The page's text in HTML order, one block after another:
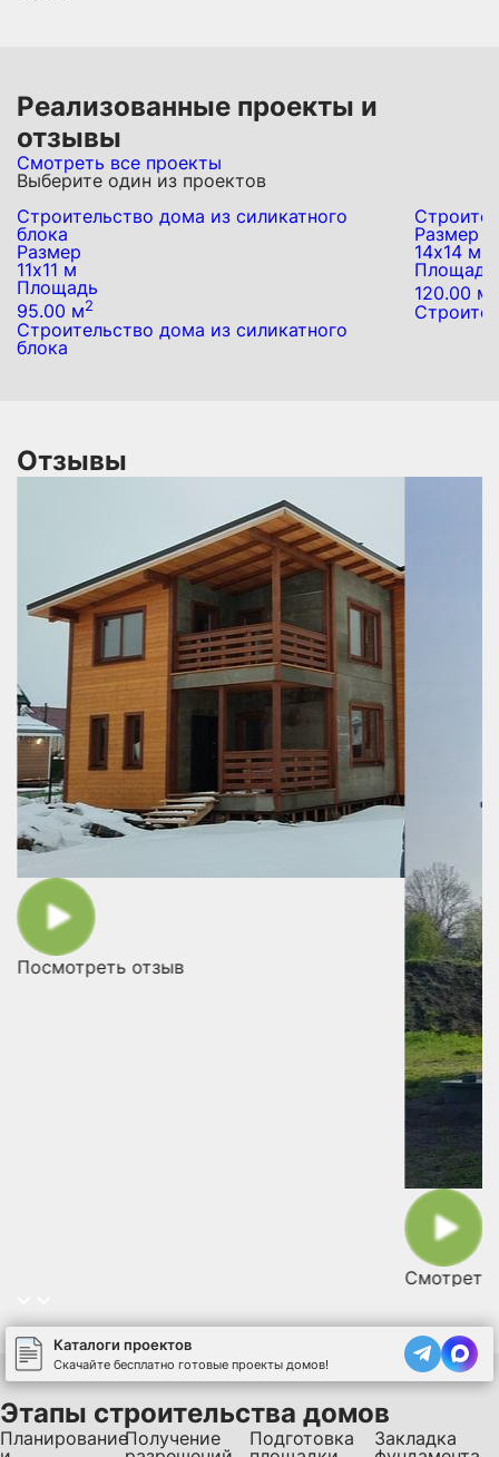
Реализованные проекты и
отзывы
Смотреть все проекты
Выберите один из проектов
Строительство дома из силикатного
блока
Размер
11х11 м
Площадь
95.00 м2
Строительство дома из силикатного
блока
Размер
14х14 м
Площадь
120.00 м
Отзывы
Посмотреть отзыв
Смотреть
Этапы строительства домов
ПланированиеПолучение
Подготовка
Закладка
Каталоги проектов
Скачайте бесплатно готовые проекты домов!